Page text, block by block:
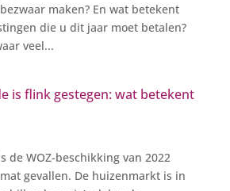
maken? En wat betekent
die u dit jaar moet betalen?
veel...
is flink gestegen: wat betekent
de WOZ-beschikking van 2022
gevallen. De huizenmarkt is in